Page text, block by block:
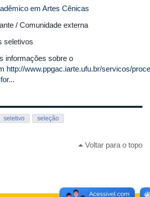
em Artes Cênicas
/ Comunidade externa
seletivos
informações sobre o
http://www.ppgac.iarte.ufu.br/servicos/
seletivo seleção
Voltar para o topo